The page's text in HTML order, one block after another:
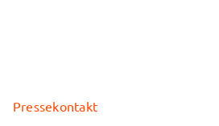
Pressekontakt